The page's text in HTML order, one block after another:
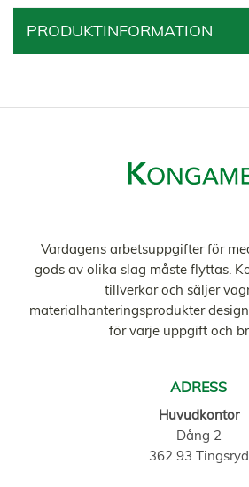
PRODUKTINFORMATION
Vardagens arbetsuppgifter för
gods av olika slag måste flyttas.
tillverkar och säljer
materialhanteringsprodukter
för varje uppgift och
ADRESS
Huvudkontor
Dång 2
362 93 Tingsryd